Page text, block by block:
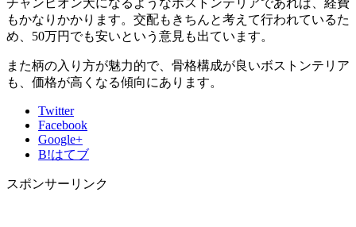
もかなりかかります。交配もきちんと考えて行われているた
め、50万円でも安いという意見も出ています。
また柄の入り方が魅力的で、骨格構成が良いボストンテリア
も、価格が高くなる傾向にあります。
Twitter
Facebook
Google+
B!はてブ
スポンサーリンク